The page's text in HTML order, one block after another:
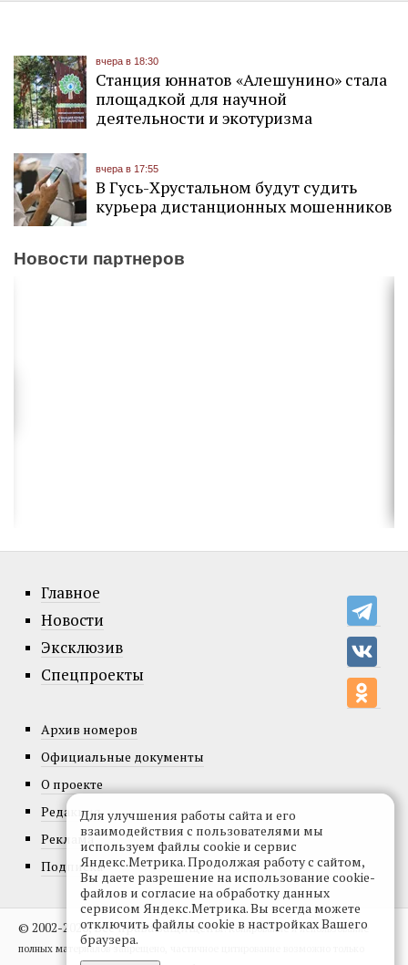
вчера в 18:30
Станция юннатов «Алешунино» стала
площадкой для научной
деятельности и экотуризма
вчера в 17:55
В Гусь-Хрустальном будут судить
курьера дистанционных мошенников
Новости партнеров
Главное
Новости
Эксклюзив
Спецпроекты
Архив номеров
Официальные документы
О проекте
Редакция
Реклама
Подписка
© 2002-2026, Все права защищены.Копирование и использование
полных материалов запрещено, частичное цитирование возможно только
Для улучшения работы сайта и его
взаимодействия с пользователями мы
используем файлы cookie и сервис
Яндекс.Метрика. Продолжая работу с сайтом,
Вы даете разрешение на использование cookie-
файлов и согласие на обработку данных
сервисом Яндекс.Метрика. Вы всегда можете
отключить файлы cookie в настройках Вашего
браузера.